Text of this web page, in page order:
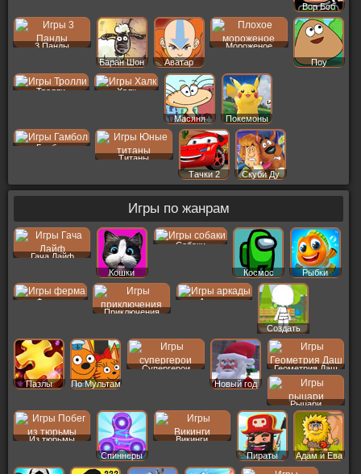
Вор Боб
3 Панды
Баран Шон
Аватар
Мороженое
Поу
Тролли Халк
Масяня Покемоны
Гамбол
Титаны
Тачки 2
Скуби Ду
Игры по жанрам
Гача Лайф
Кошки
Собаки
Космос Рыбки
Ферма
Приключения
Аркады
Создать
Пер
Пазлы По Мультам
Супергерои
Новый год
Геометрия Даш
Рыцари
Из тюрьмы
Спиннеры
Викинги
Пираты
Адам и Ева